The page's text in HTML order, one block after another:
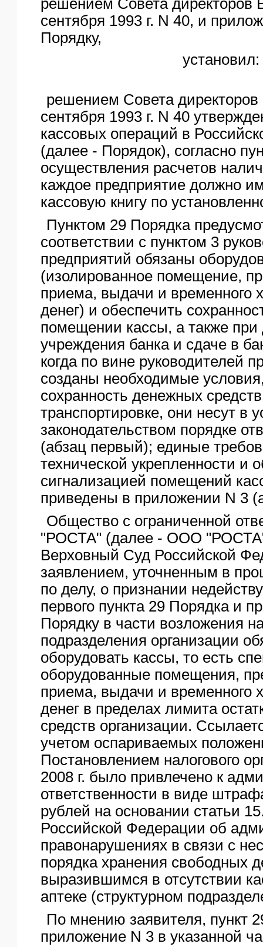
сентября 1993 г. N 40, и
Порядку,
установил:
решением Совета директоров
сентября 1993 г. N 40
кассовых операций в
(далее - Порядок), согласно
осуществления расчетов
каждое предприятие должно
кассовую книгу по
Пунктом 29 Порядка
соответствии с пунктом 3
предприятий обязаны
(изолированное помещение,
приема, выдачи и временного
денег) и обеспечить
помещении кассы, а также при
учреждения банка и сдаче в
когда по вине руководителей
созданы необходимые
сохранность денежных
транспортировке, они несут в
законодательством порядке
(абзац первый); единые
технической укрепленности и
сигнализацией помещений
приведены в приложении N 3
Общество с ограниченной
"РОСТА" (далее - ООО
Верховный Суд Российской
заявлением, уточненным в
по делу, о признании
первого пункта 29 Порядка и
Порядку в части возложения
подразделения организации
оборудовать кассы, то есть
оборудованные помещения,
приема, выдачи и временного
денег в пределах лимита
средств организации.
учетом оспариваемых
Постановлением налогового
2008 г. было привлечено к
ответственности в виде
рублей на основании статьи
Российской Федерации об
правонарушениях в связи с
порядка хранения свободных
выразившимся в отсутствии
аптеке (структурном
По мнению заявителя, пункт
приложение N 3 в указанной